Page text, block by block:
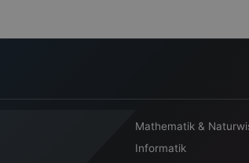
Mathematik &
Informatik